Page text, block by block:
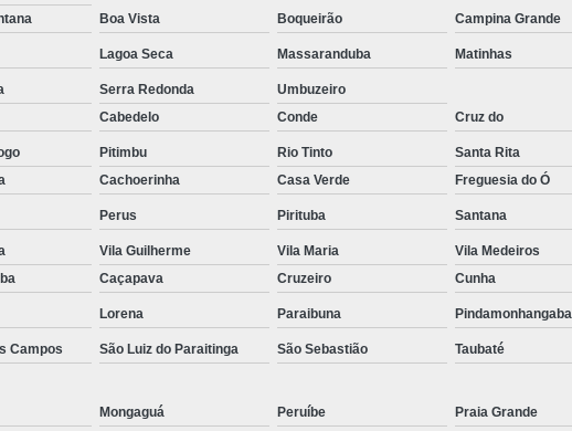
Boa Vista Boqueirão Campina Grande
Lagoa Seca Massaranduba Matinhas
Serra Redonda
Umbuzeiro
Cabedelo Conde Cruz do
Pitimbu Rio Tinto
Santa Rita
Cachoerinha Casa Verde Freguesia do Ó
Perus Pirituba Santana
Vila Guilherme Vila Maria
Vila Medeiros
Caçapava Cruzeiro Cunha
Lorena Paraibuna Pindamonhangaba
Campos São Luiz do Paraitinga São Sebastião Taubaté
Mongaguá Peruíbe Praia Grande